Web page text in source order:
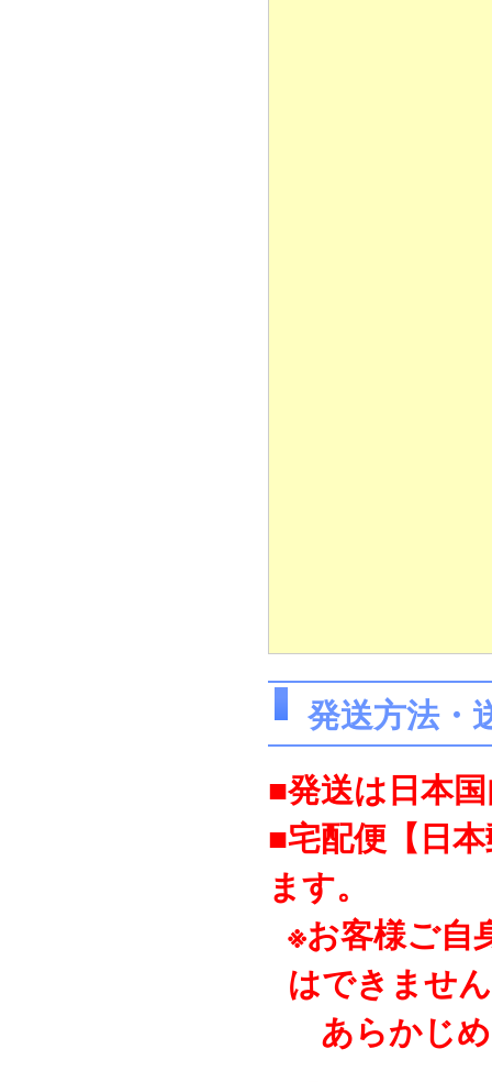
発送方法・
■発送は日本
■宅配便【日
ます。
※お客様ご自
はできませ
あらかじ